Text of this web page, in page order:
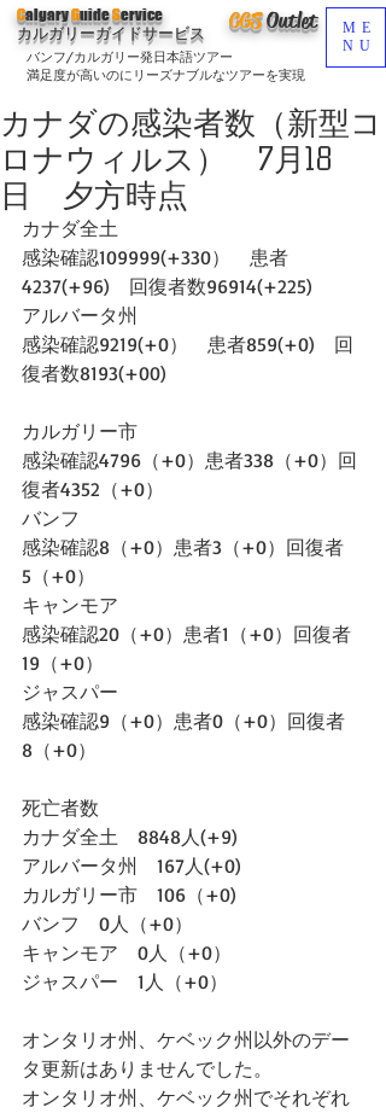
CGSOutlet
バンフ/カルガリー発日本語ツアー
満足度が高いのにリーズナブルなツアーを実現
CalgaryGuideService
カルガリーガイドサービス
ME
NU
カナダの感染者数（新型コ
ロナウィルス） 7月18
日 夕方時点
カナダ全土
感染確認109999(+330）　患者
4237(+96)　回復者数96914(+225)
アルバータ州
感染確認9219(+0）　患者859(+0)　回
復者数8193(+00)
カルガリー市
感染確認4796（+0）患者338（+0）回
復者4352（+0）
バンフ
感染確認8（+0）患者3（+0）回復者
5（+0）
キャンモア
感染確認20（+0）患者1（+0）回復者
19（+0）
ジャスパー
感染確認9（+0）患者0（+0）回復者
8（+0）
死亡者数
カナダ全土　8848人(+9)
アルバータ州　167人(+0)
カルガリー市　106（+0)
バンフ　0人（+0）
キャンモア　0人（+0）
ジャスパー　1人（+0）
オンタリオ州、ケベック州以外のデー
タ更新はありませんでした。
オンタリオ州、ケベック州でそれぞれ